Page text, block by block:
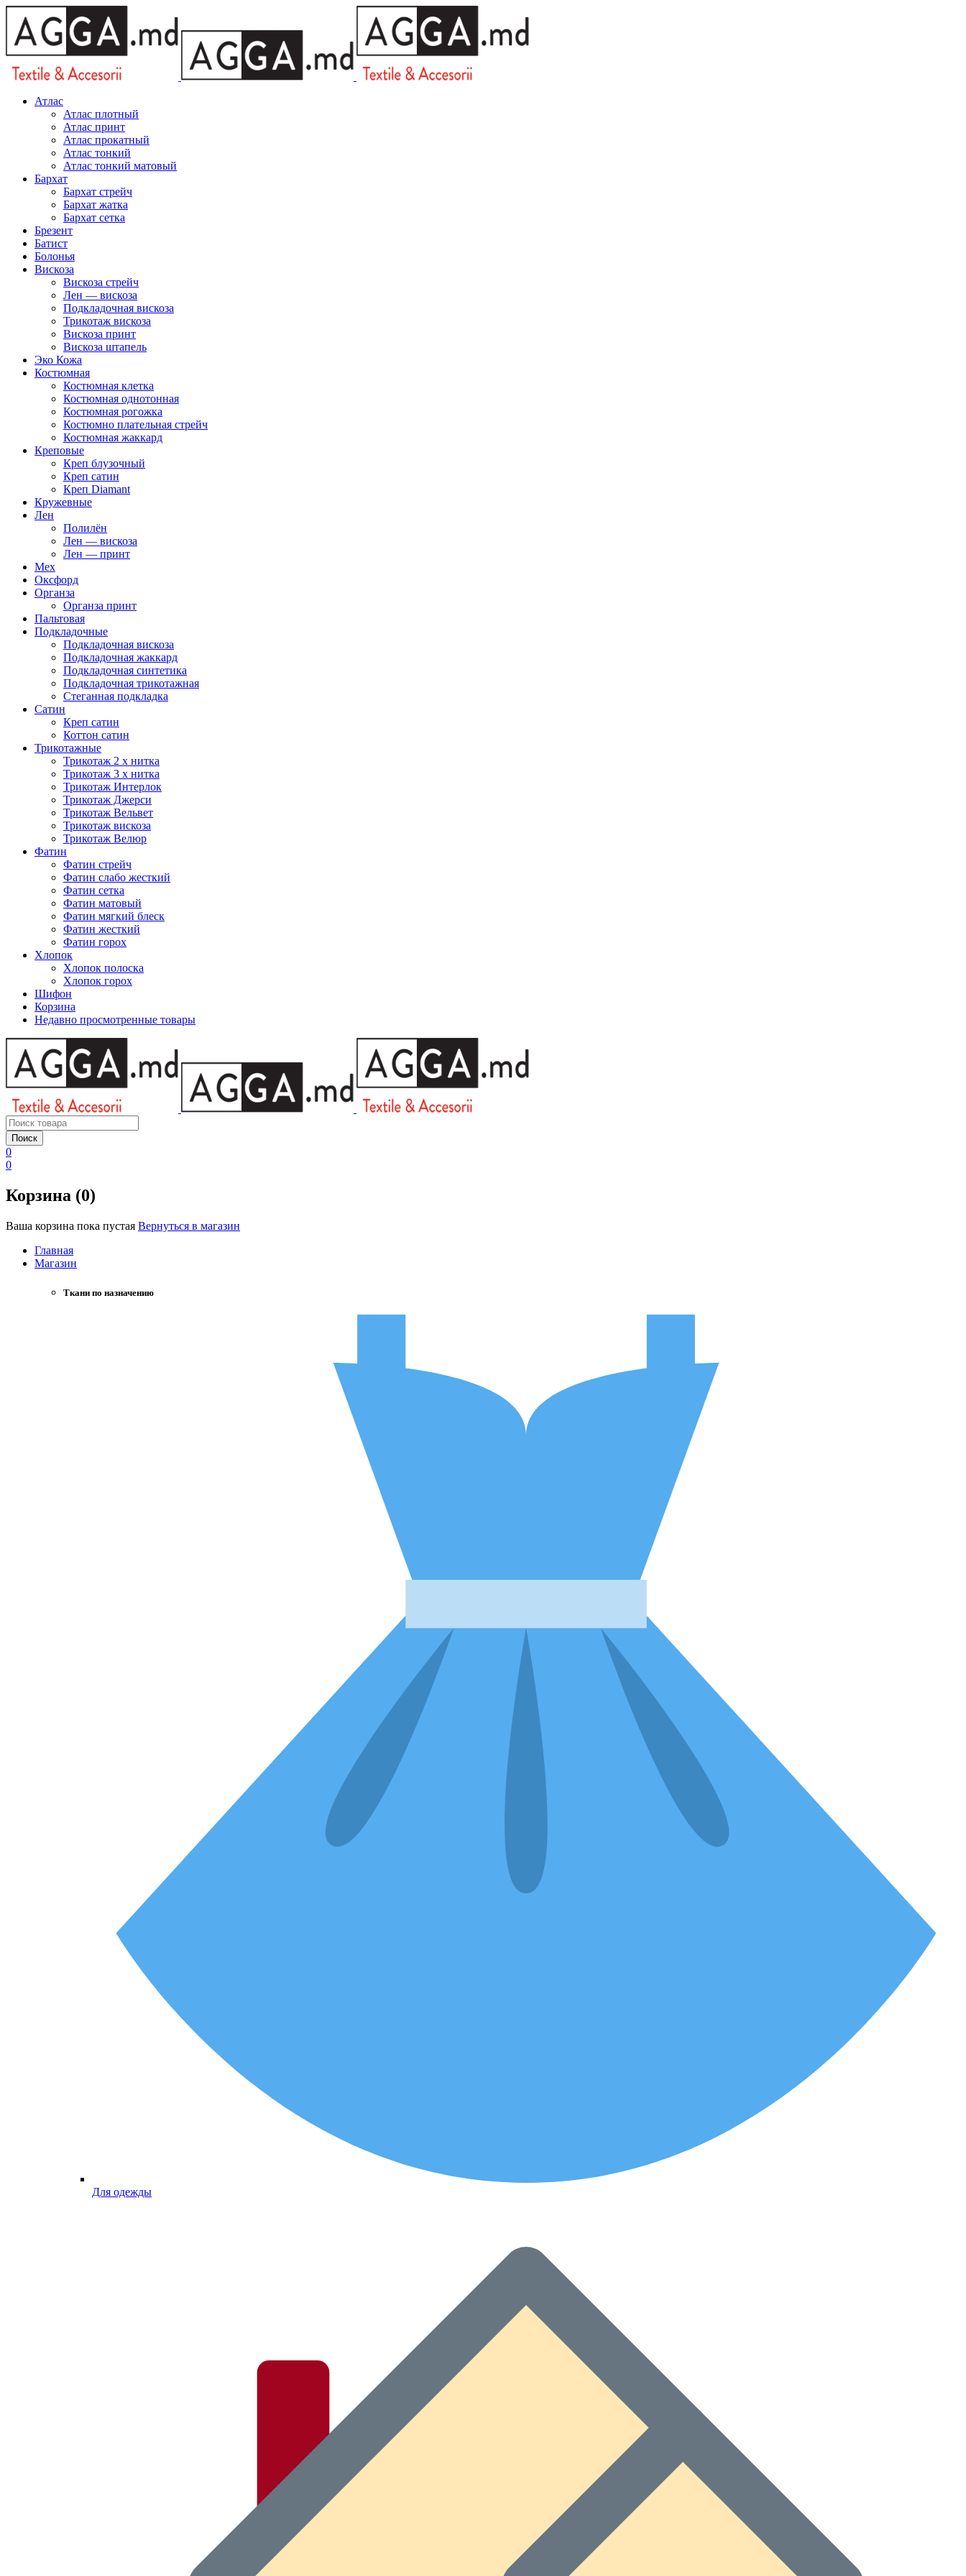
Атлас
Атлас плотный
Атлас принт
Атлас прокатный
Атлас тонкий
Атлас тонкий матовый
Бархат
Бархат стрейч
Бархат жатка
Бархат сетка
Брезент
Батист
Болонья
Вискоза
Вискоза стрейч
Лен — вискоза
Подкладочная вискоза
Трикотаж вискоза
Вискоза принт
Вискоза штапель
Эко Кожа
Костюмная
Костюмная клетка
Костюмная однотонная
Костюмная рогожка
Костюмно плательная стрейч
Костюмная жаккард
Креповые
Креп блузочный
Креп сатин
Креп Diamant
Кружевные
Лен
Полилён
Лен — вискоза
Лен — принт
Мех
Оксфорд
Органза
Органза принт
Пальтовая
Подкладочные
Подкладочная вискоза
Подкладочная жаккард
Подкладочная синтетика
Подкладочная трикотажная
Стеганная подкладка
Сатин
Креп сатин
Коттон сатин
Трикотажные
Трикотаж 2 х нитка
Трикотаж 3 х нитка
Трикотаж Интерлок
Трикотаж Джерси
Трикотаж Вельвет
Трикотаж вискоза
Трикотаж Велюр
Фатин
Фатин стрейч
Фатин слабо жесткий
Фатин сетка
Фатин матовый
Фатин мягкий блеск
Фатин жесткий
Фатин горох
Хлопок
Хлопок полоска
Хлопок горох
Шифон
Корзина
Недавно просмотренные товары
0
0
Корзина (0)
Ваша корзина пока пустая Вернуться в магазин
Главная
Магазин
Ткани по назначению
Для одежды